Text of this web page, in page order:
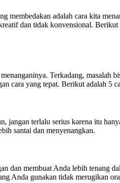
adalah cara kita
dan tidak konvensional.
Terkadang, masalah
cara yang tepat. Berikut adalah 5
jangan terlalu serius karena itu
santai dan menyenangkan.
dan membuat Anda lebih tenang
Anda gunakan tidak merugikan